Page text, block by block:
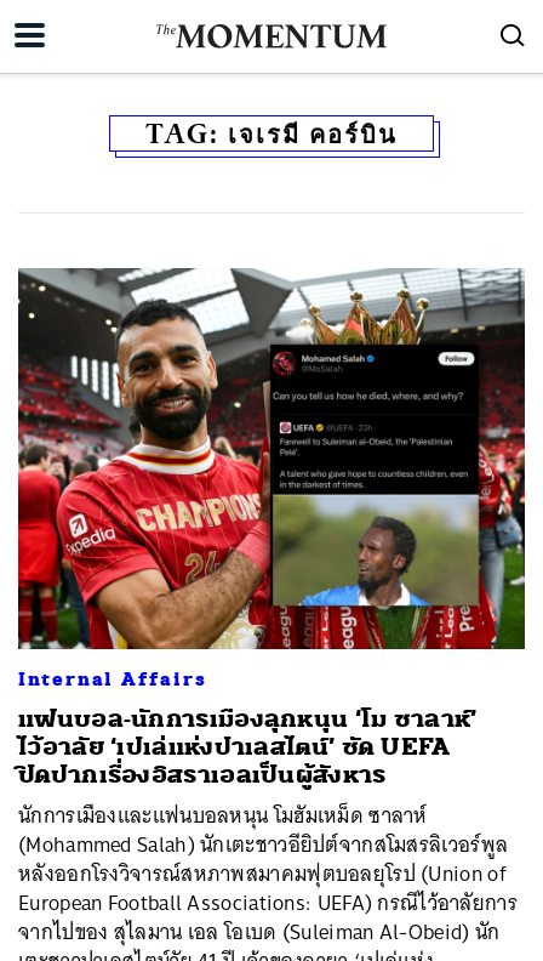
TAG: เจเรมี คอร์บิน
Internal Affairs
แฟนบอล-นักการเมืองลุกหนุน ‘โม ซาลาห์’
ไว้อาลัย ‘เปเล่แห่งปาเลสไตน์’ ซัด UEFA
ปิดปากเรื่องอิสราเอลเป็นผู้สังหาร
นักการเมืองและแฟนบอลหนุน โมฮัมเหม็ด ซาลาห์
(Mohammed Salah) นักเตะชาวอียิปต์จากสโมสรลิเวอร์พูล
หลังออกโรงวิจารณ์สหภาพสมาคมฟุตบอลยุโรป (Union of
European Football Associations: UEFA) กรณีไว้อาลัยการ
จากไปของ สุไลมาน เอล โอเบด (Suleiman Al-Obeid) นัก